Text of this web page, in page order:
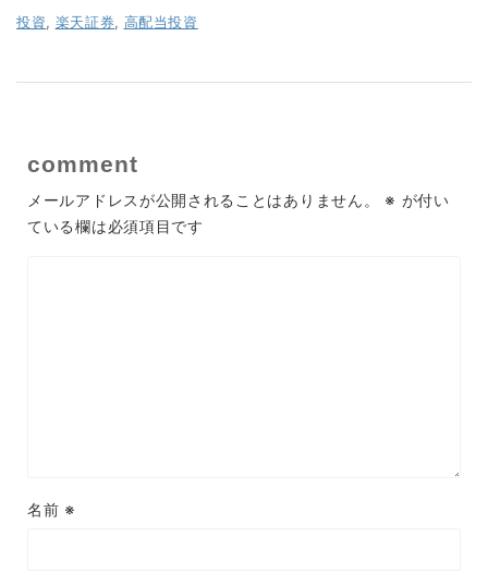
投資, 楽天証券, 高配当投資
comment
メールアドレスが公開されることはありません。 ※ が付い
ている欄は必須項目です
名前 ※